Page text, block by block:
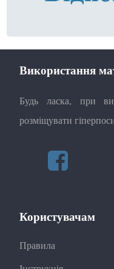
Використання
Будь ласка, при
розміщувати
Користувачам
Правила